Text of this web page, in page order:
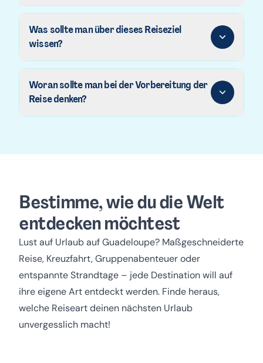
Was sollte man über dieses Reiseziel
wissen?
Woran sollte man bei der Vorbereitung der
Reise denken?
Bestimme, wie du die Welt
entdecken möchtest
Lust auf Urlaub auf Guadeloupe? Maßgeschneiderte
Reise, Kreuzfahrt, Gruppenabenteuer oder
entspannte Strandtage – jede Destination will auf
ihre eigene Art entdeckt werden. Finde heraus,
welche Reiseart deinen nächsten Urlaub
unvergesslich macht!